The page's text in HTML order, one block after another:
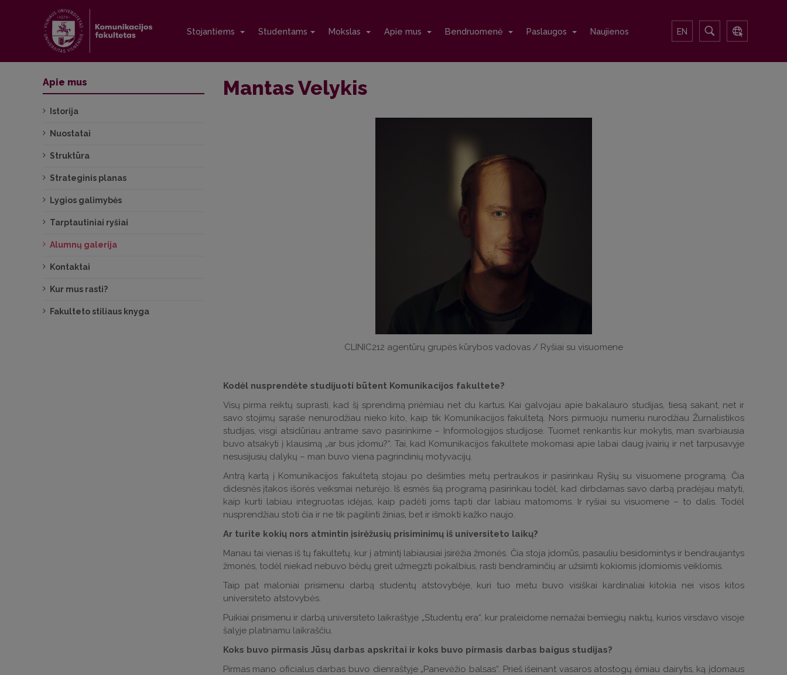
Stojantiems Studentams Mokslas Apie mus Bendruomenė Paslaugos Naujienos EN
Mantas Velykis
CLINIC212 agentūrų grupės kūrybos vadovas / Ryšiai su visuomene
Kodėl nusprendėte studijuoti būtent Komunikacijos fakultete?
Visų pirma reiktų suprasti, kad šį sprendimą priėmiau net du kartus. Kai galvojau apie bakalauro studijas, tiesą sakant, net ir
savo stojimų sąraše nenurodžiau nieko kito, kaip tik Komunikacijos fakultetą. Nors pirmuoju numeriu nurodžiau Žurnalistikos
studijas, visgi atsidūriau antrame savo pasirinkime – Informologijos studijose. Tuomet renkantis kur mokytis, man svarbiausia
buvo atsakyti į klausimą „ar bus įdomu?“. Tai, kad Komunikacijos fakultete mokomasi apie labai daug įvairių ir net tarpusavyje
nesusijusių dalykų – man buvo viena pagrindinių motyvacijų.
Antrą kartą į Komunikacijos fakultetą stojau po dešimties metų pertraukos ir pasirinkau Ryšių su visuomene programą. Čia
didesnės įtakos išorės veiksmai neturėjo. Iš esmės šią programą pasirinkau todėl, kad dirbdamas savo darbą pradėjau matyti,
kaip kurti labiau integruotas idėjas, kaip padėti joms tapti dar labiau matomoms. Ir ryšiai su visuomene – to dalis. Todėl
nusprendžiau stoti čia ir ne tik pagilinti žinias, bet ir išmokti kažko naujo.
Ar turite kokių nors atmintin įsirėžusių prisiminimų iš universiteto laikų?
Manau tai vienas iš tų fakultetų, kur į atmintį labiausiai įsirėžia žmonės. Čia stoja įdomūs, pasauliu besidomintys ir bendraujantys
žmonės, todėl niekad nebuvo bėdų greit užmegzti pokalbius, rasti bendraminčių ar užsiimti kokiomis įdomiomis veiklomis.
Taip pat maloniai prisimenu darbą studentų atstovybėje, kuri tuo metu buvo visiškai kardinaliai kitokia nei visos kitos
universiteto atstovybės.
Puikiai prisimenu ir darbą universiteto laikraštyje „Studentų era“, kur praleidome nemažai bemiegių naktų, kurios virsdavo visoje
šalyje platinamu laikraščiu.
Koks buvo pirmasis Jūsų darbas apskritai ir koks buvo pirmasis darbas baigus studijas?
Pirmas mano oficialus darbas buvo dienraštyje „Panevėžio balsas“. Prieš išeinant vasaros atostogų ėmiau dairytis, ką įdomaus
Apie mus
Istorija
Nuostatai
Struktūra
Strateginis planas
Lygios galimybės
Tarptautiniai ryšiai
Alumnų galerija
Kontaktai
Kur mus rasti?
Fakulteto stiliaus knyga